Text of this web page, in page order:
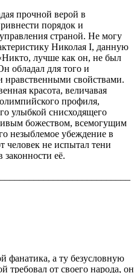
прочной верой в
порядок и
страной. Не могу
Николая I, данную
лучше как он, не был
обладал для того и
свойствами.
красота, величавая
профиля,
улыбкой снисходящего
божеством, всемогущим
незыблемое убеждение в
человек не испытал тени
её.
фанатика, а ту безусловную
требовал от своего народа, он